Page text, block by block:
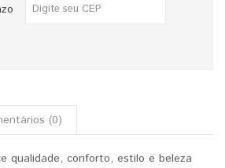
(0)
qualidade, conforto, estilo e beleza